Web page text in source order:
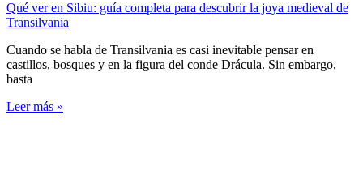
Qué ver en Sibiu: guía completa para descubrir la joya medieval de
Transilvania
Cuando se habla de Transilvania es casi inevitable pensar en
castillos, bosques y en la figura del conde Drácula. Sin embargo,
basta
Leer más »